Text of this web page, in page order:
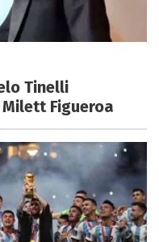
Tinelli
Figueroa